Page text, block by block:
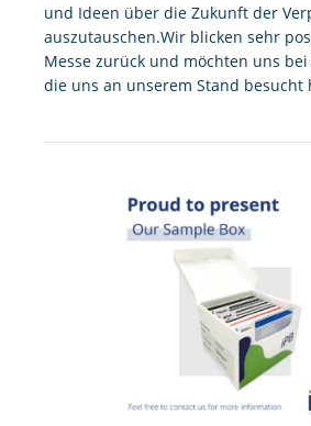
und Ideen über die Zukunft der
auszutauschen.Wir blicken sehr
Messe zurück und möchten uns
die uns an unserem Stand besucht